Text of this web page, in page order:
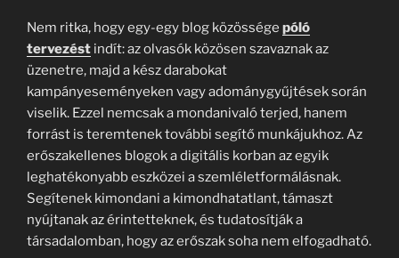
Nem ritka, hogy egy-egy blog közössége póló
tervezést indít: az olvasók közösen szavaznak az
üzenetre, majd a kész darabokat
kampányeseményeken vagy adománygyűjtések során
viselik. Ezzel nemcsak a mondanivaló terjed, hanem
forrást is teremtenek további segítő munkájukhoz. Az
erőszakellenes blogok a digitális korban az egyik
leghatékonyabb eszközei a szemléletformálásnak.
Segítenek kimondani a kimondhatatlant, támaszt
nyújtanak az érintetteknek, és tudatosítják a
társadalomban, hogy az erőszak soha nem elfogadható.